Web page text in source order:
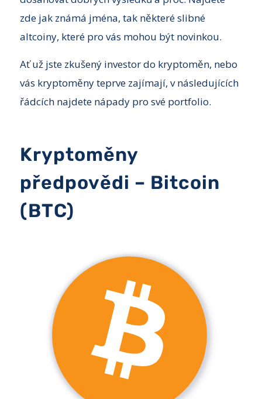
zde jak známá jména, tak některé slibné
altcoiny, které pro vás mohou být novinkou.
Ať už jste zkušený investor do kryptoměn, nebo
vás kryptoměny teprve zajímají, v následujících
řádcích najdete nápady pro své portfolio.
Kryptoměny
předpovědi – Bitcoin
(BTC)